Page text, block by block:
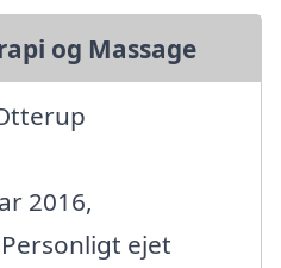
og Massage
2016,
ejet